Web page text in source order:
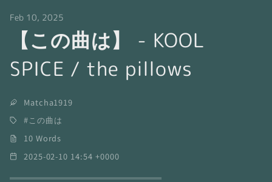
Feb 10, 2025
【この曲は】 - KOOL
SPICE / the pillows
Matcha1919
この曲は
10 Words
2025-02-10 14:54 +0000